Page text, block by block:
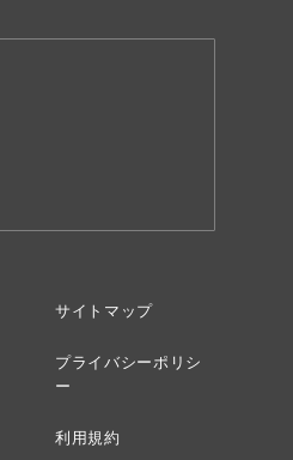
サイトマップ
プライバシーポリシ
ー
利用規約